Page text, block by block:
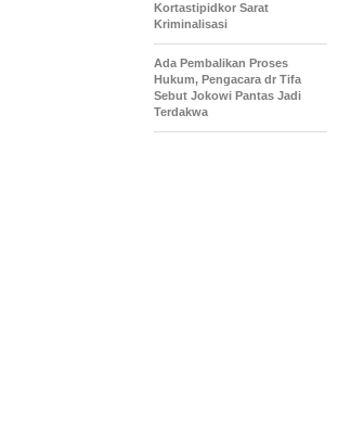
Kortastipidkor Sarat
Kriminalisasi
Ada Pembalikan Proses
Hukum, Pengacara dr Tifa
Sebut Jokowi Pantas Jadi
Terdakwa